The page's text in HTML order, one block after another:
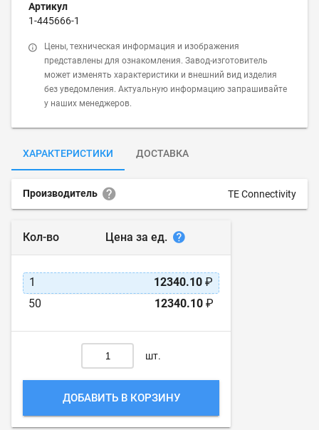
Артикул
1-445666-1
Цены, техническая информация и изображения
представлены для ознакомления. Завод-изготовитель
может изменять характеристики и внешний вид изделия
без уведомления. Актуальную информацию запрашивайте
у наших менеджеров.
ХАРАКТЕРИСТИКИ ДОСТАВКА
Производитель TE Connectivity
Кол-во Цена за ед.
1 12340.10 ₽
50
12340.10 ₽
шт.
ДОБАВИТЬ В КОРЗИНУ